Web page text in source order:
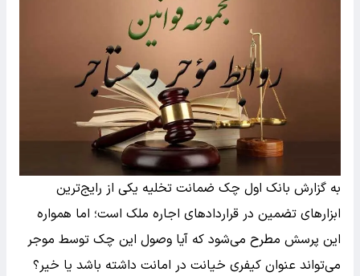
به گزارش بانک اول چک ضمانت تخلیه یکی از رایج‌ترین
ابزار‌های تضمین در قرارداد‌های اجاره ملک است؛ اما همواره
این پرسش مطرح می‌شود که آیا وصول این چک توسط موجر
می‌تواند عنوان کیفری خیانت در امانت داشته باشد یا خیر؟